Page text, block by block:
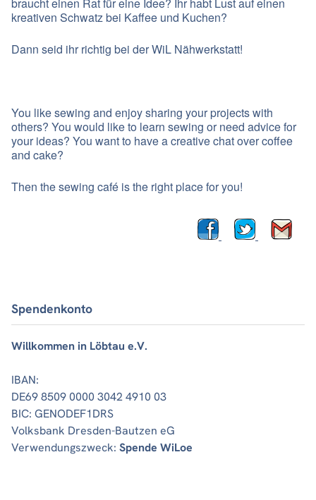
braucht einen Rat für eine Idee? Ihr habt Lust auf einen
kreativen Schwatz bei Kaffee und Kuchen?
Dann seid ihr richtig bei der WiL Nähwerkstatt!
You like sewing and enjoy sharing your projects with
others? You would like to learn sewing or need advice for
your ideas? You want to have a creative chat over coffee
and cake?
Then the sewing café is the right place for you!
Spendenkonto
Willkommen in Löbtau e.V.
IBAN:
DE69 8509 0000 3042 4910 03
BIC: GENODEF1DRS
Volksbank Dresden-Bautzen eG
Verwendungszweck: Spende WiLoe